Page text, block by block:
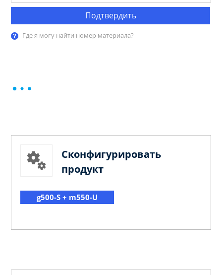
Подтвердить
Где я могу найти номер материала?
Сконфигурировать
продукт
g500-S + m550-U